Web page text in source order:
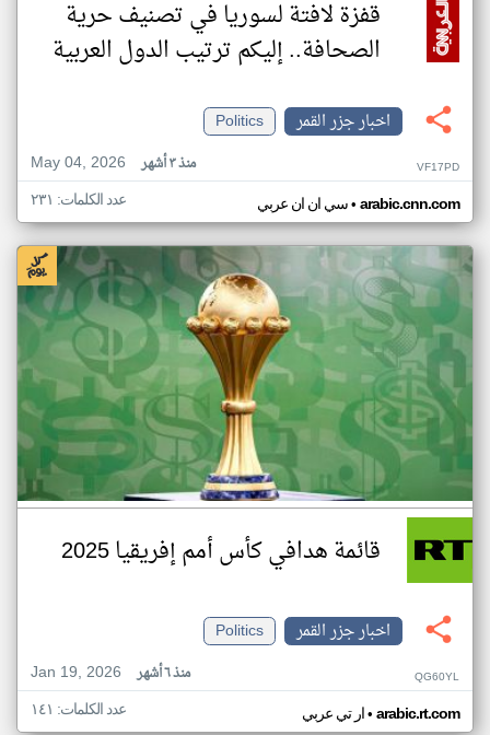
قفزة لافتة لسوريا في تصنيف حرية
الصحافة.. إليكم ترتيب الدول العربية
اخبار جزر القمر
Politics
May 04, 2026
منذ ٣ أشهر VF17PD
سي ان ان عربي• arabic.cnn.com عدد الكلمات: ٢٣١
قائمة هدافي كأس أمم إفريقيا 2025
اخبار جزر القمر
Politics
Jan 19, 2026
منذ ٦ أشهر QG60YL
ار تي عربي• arabic.rt.com عدد الكلمات: ١٤١